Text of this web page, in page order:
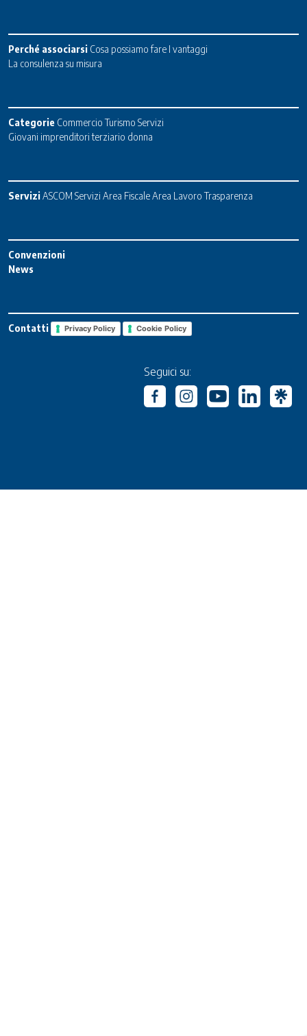
Perché associarsi Cosa possiamo fare I vantaggi
La consulenza su misura
Categorie Commercio Turismo Servizi
Giovani imprenditori terziario donna
ServiziASCOM Servizi Area FiscaleArea Lavoro Trasparenza
Convenzioni
News
Contatti Privacy Policy Cookie Policy
Seguici su: